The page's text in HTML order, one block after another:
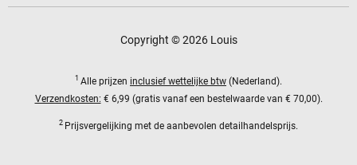
Copyright © 2026 Louis
1 Alle prijzen inclusief wettelijke btw (Nederland).
Verzendkosten: € 6,99 (gratis vanaf een bestelwaarde van € 70,00).
2 Prijsvergelijking met de aanbevolen detailhandelsprijs.